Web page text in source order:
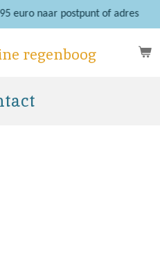
regenboog
euro naar postpunt of adres